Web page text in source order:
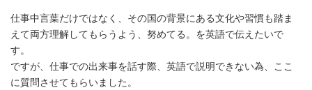
仕事中言葉だけではなく、その国の背景にある文化や習慣も踏ま
えて両方理解してもらうよう、努めてる。を英語で伝えたいで
す。
ですが、仕事での出来事を話す際、英語で説明できない為、ここ
に質問させてもらいました。